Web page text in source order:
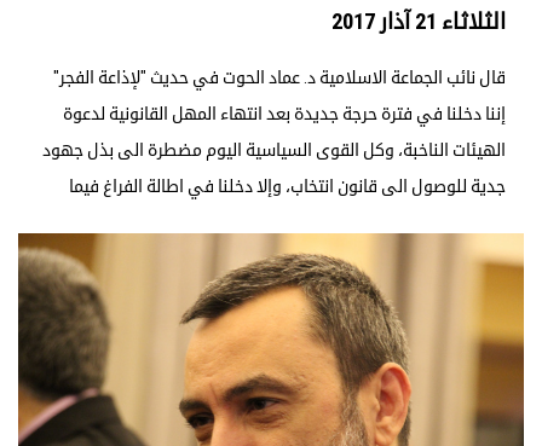
الثلاثاء 21 آذار 2017
قال نائب الجماعة الاسلامية د. عماد الحوت في حديث "لإذاعة الفجر"
إننا دخلنا في فترة حرجة جديدة بعد انتهاء المهل القانونية لدعوة
الهيئات الناخبة، وكل القوى السياسية اليوم مضطرة الى بذل جهود
جدية للوصول الى قانون انتخاب، وإلا دخلنا في اطالة الفراغ فيما